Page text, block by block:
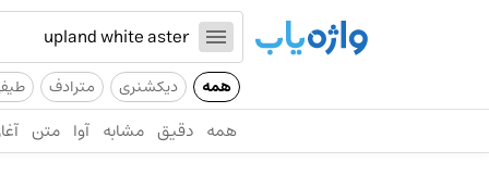
همه دیکشنری مترادف
همه دقیق مشابه آوا متن